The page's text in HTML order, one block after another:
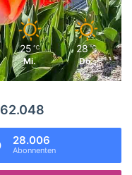
25 ℃
Mi.
28 ℃
Do.
62.048
28.006
Abonnenten